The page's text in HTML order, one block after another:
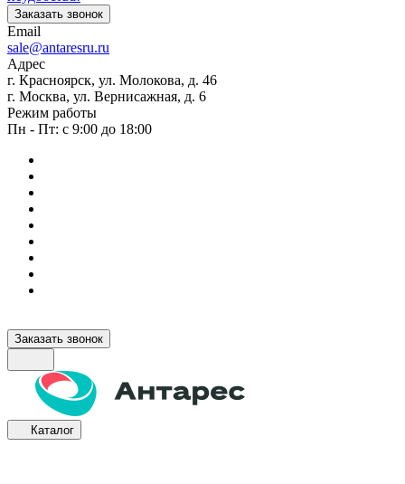
Заказать звонок
Email
sale@antaresru.ru
Адрес
г. Красноярск, ул. Молокова, д. 46
г. Москва, ул. Вернисажная, д. 6
Режим работы
Пн - Пт: с 9:00 до 18:00
Заказать звонок
Каталог